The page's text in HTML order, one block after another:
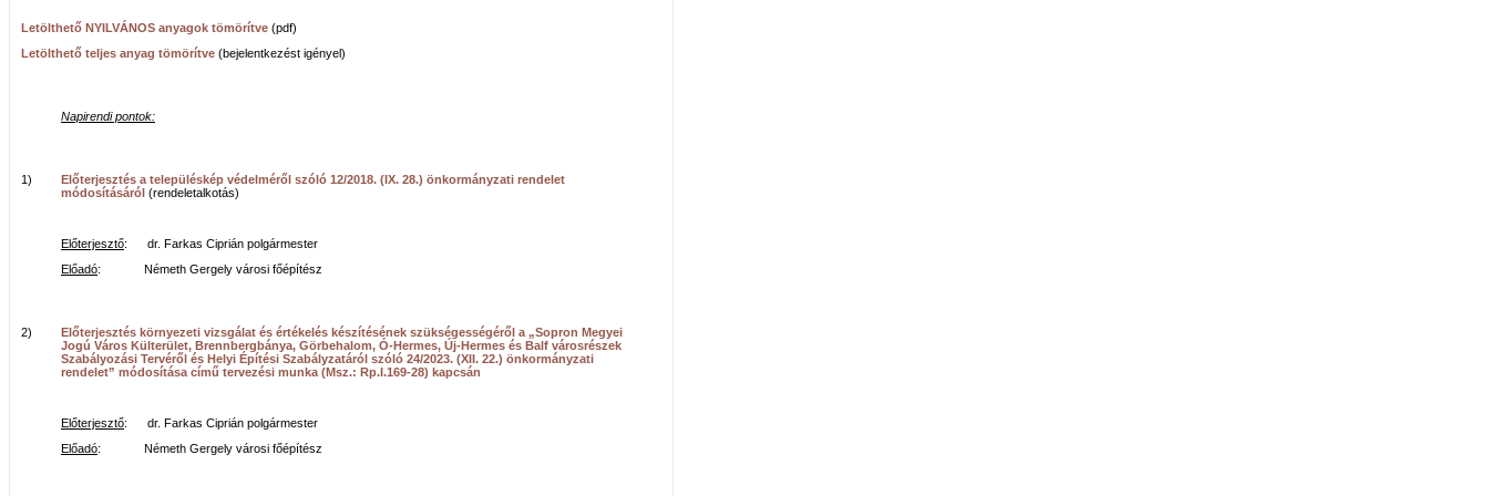
Letölthető NYILVÁNOS anyagok tömörítve (pdf)
Letölthető teljes anyag tömörítve (bejelentkezést igényel)
Napirendi pontok:
1)
Előterjesztés a településkép védelméről szóló 12/2018. (IX. 28.) önkormányzati rendelet
módosításáról (rendeletalkotás)
Előterjesztő: dr. Farkas Ciprián polgármester
Előadó: Németh Gergely városi főépítész
2)
Előterjesztés környezeti vizsgálat és értékelés készítésének szükségességéről a „Sopron Megyei
Jogú Város Külterület, Brennbergbánya, Görbehalom, Ó-Hermes, Új-Hermes és Balf városrészek
Szabályozási Tervéről és Helyi Építési Szabályzatáról szóló 24/2023. (XII. 22.) önkormányzati
rendelet” módosítása című tervezési munka (Msz.: Rp.I.169-28) kapcsán
Előterjesztő: dr. Farkas Ciprián polgármester
Előadó: Németh Gergely városi főépítész